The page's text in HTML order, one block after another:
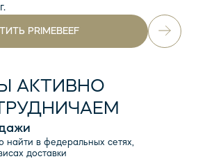
PRIMEBEEF
АКТИВНО
найти в федеральных сетях,
доставки